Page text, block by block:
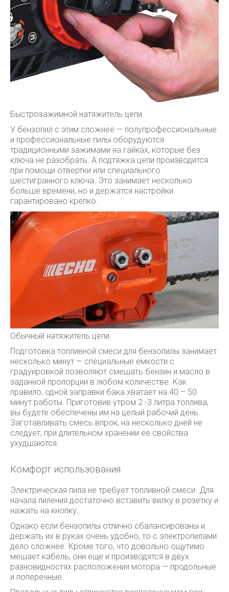
Быстрозажимной натяжитель цепи.
У бензопил с этим сложнее — полупрофессиональные
и профессиональные пилы оборудуются
традиционными зажимами на гайках, которые без
ключа не разобрать. А подтяжка цепи производится
при помощи отвертки или специального
шестигранного ключа. Это занимает несколько
больше времени, но и держатся настройки
гарантировано крепко.
Обычный натяжитель цепи.
Подготовка топливной смеси для бензопилы занимает
несколько минут — специальные емкости с
градуировкой позволяют смешать бензин и масло в
заданной пропорции в любом количестве. Как
правило, одной заправки бака хватает на 40 – 50
минут работы. Приготовив утром 2 -3 литра топлива,
вы будете обеспечены им на целый рабочий день.
Заготавливать смесь впрок, на несколько дней не
следует, при длительном хранении ее свойства
ухудшаются.
Комфорт использования
Электрическая пила не требует топливной смеси. Для
начала пиления достаточно вставить вилку в розетку и
нажать на кнопку.
Однако если бензопилы отлично сбалансированы и
держать их в руках очень удобно, то с электропилами
дело сложнее. Кроме того, что довольно ощутимо
мешает кабель, они еще и производятся в двух
разновидностях расположения мотора — продольные
и поперечные.